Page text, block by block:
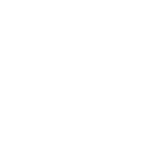
favoritos